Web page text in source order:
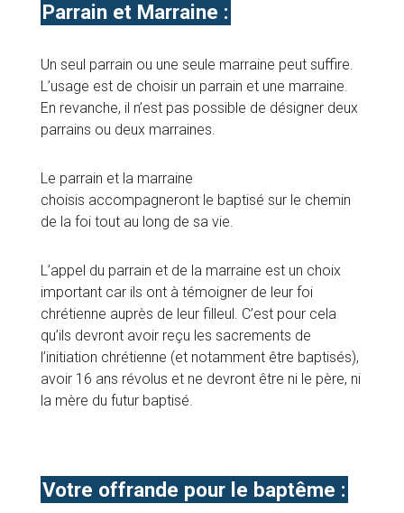
Parrain et Marraine :
Un seul parrain ou une seule marraine peut suffire.
L’usage est de choisir un parrain et une marraine.
En revanche, il n’est pas possible de désigner deux
parrains ou deux marraines.
Le parrain et la marraine
choisis accompagneront le baptisé sur le chemin
de la foi tout au long de sa vie.
L’appel du parrain et de la marraine est un choix
important car ils ont à témoigner de leur foi
chrétienne auprès de leur filleul. C’est pour cela
qu’ils devront avoir reçu les sacrements de
l’initiation chrétienne (et notamment être baptisés),
avoir 16 ans révolus et ne devront être ni le père, ni
la mère du futur baptisé.
Votre offrande pour le baptême :